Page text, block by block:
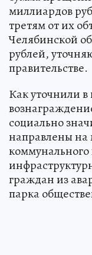
миллиардов
третям от их
Челябинской
рублей,
правительстве.
Как уточнили
социально
направлены
граждан из
парка